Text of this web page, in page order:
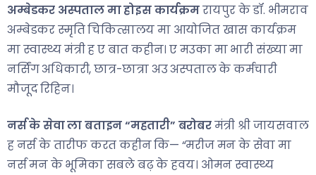
अम्बेडकर अस्पताल मा होइस कार्यक्रमरायपुर के डॉ. भीमराव
अम्बेडकर स्मृति चिकित्सालय मा आयोजित खास कार्यक्रम
मा स्वास्थ्य मंत्री ह ए बात कहीन। ए मउका मा भारी संख्या मा
नर्सिंग अधिकारी, छात्र-छात्रा अउ अस्पताल के कर्मचारी
मौजूद रिहिन।
नर्स के सेवा ला बताइन “महतारी” बरोबरमंत्री श्री जायसवाल
ह नर्स के तारीफ करत कहीन कि— “मरीज मन के सेवा मा
नर्स मन के भूमिका सबले बढ़ के हवय। ओमन स्वास्थ्य